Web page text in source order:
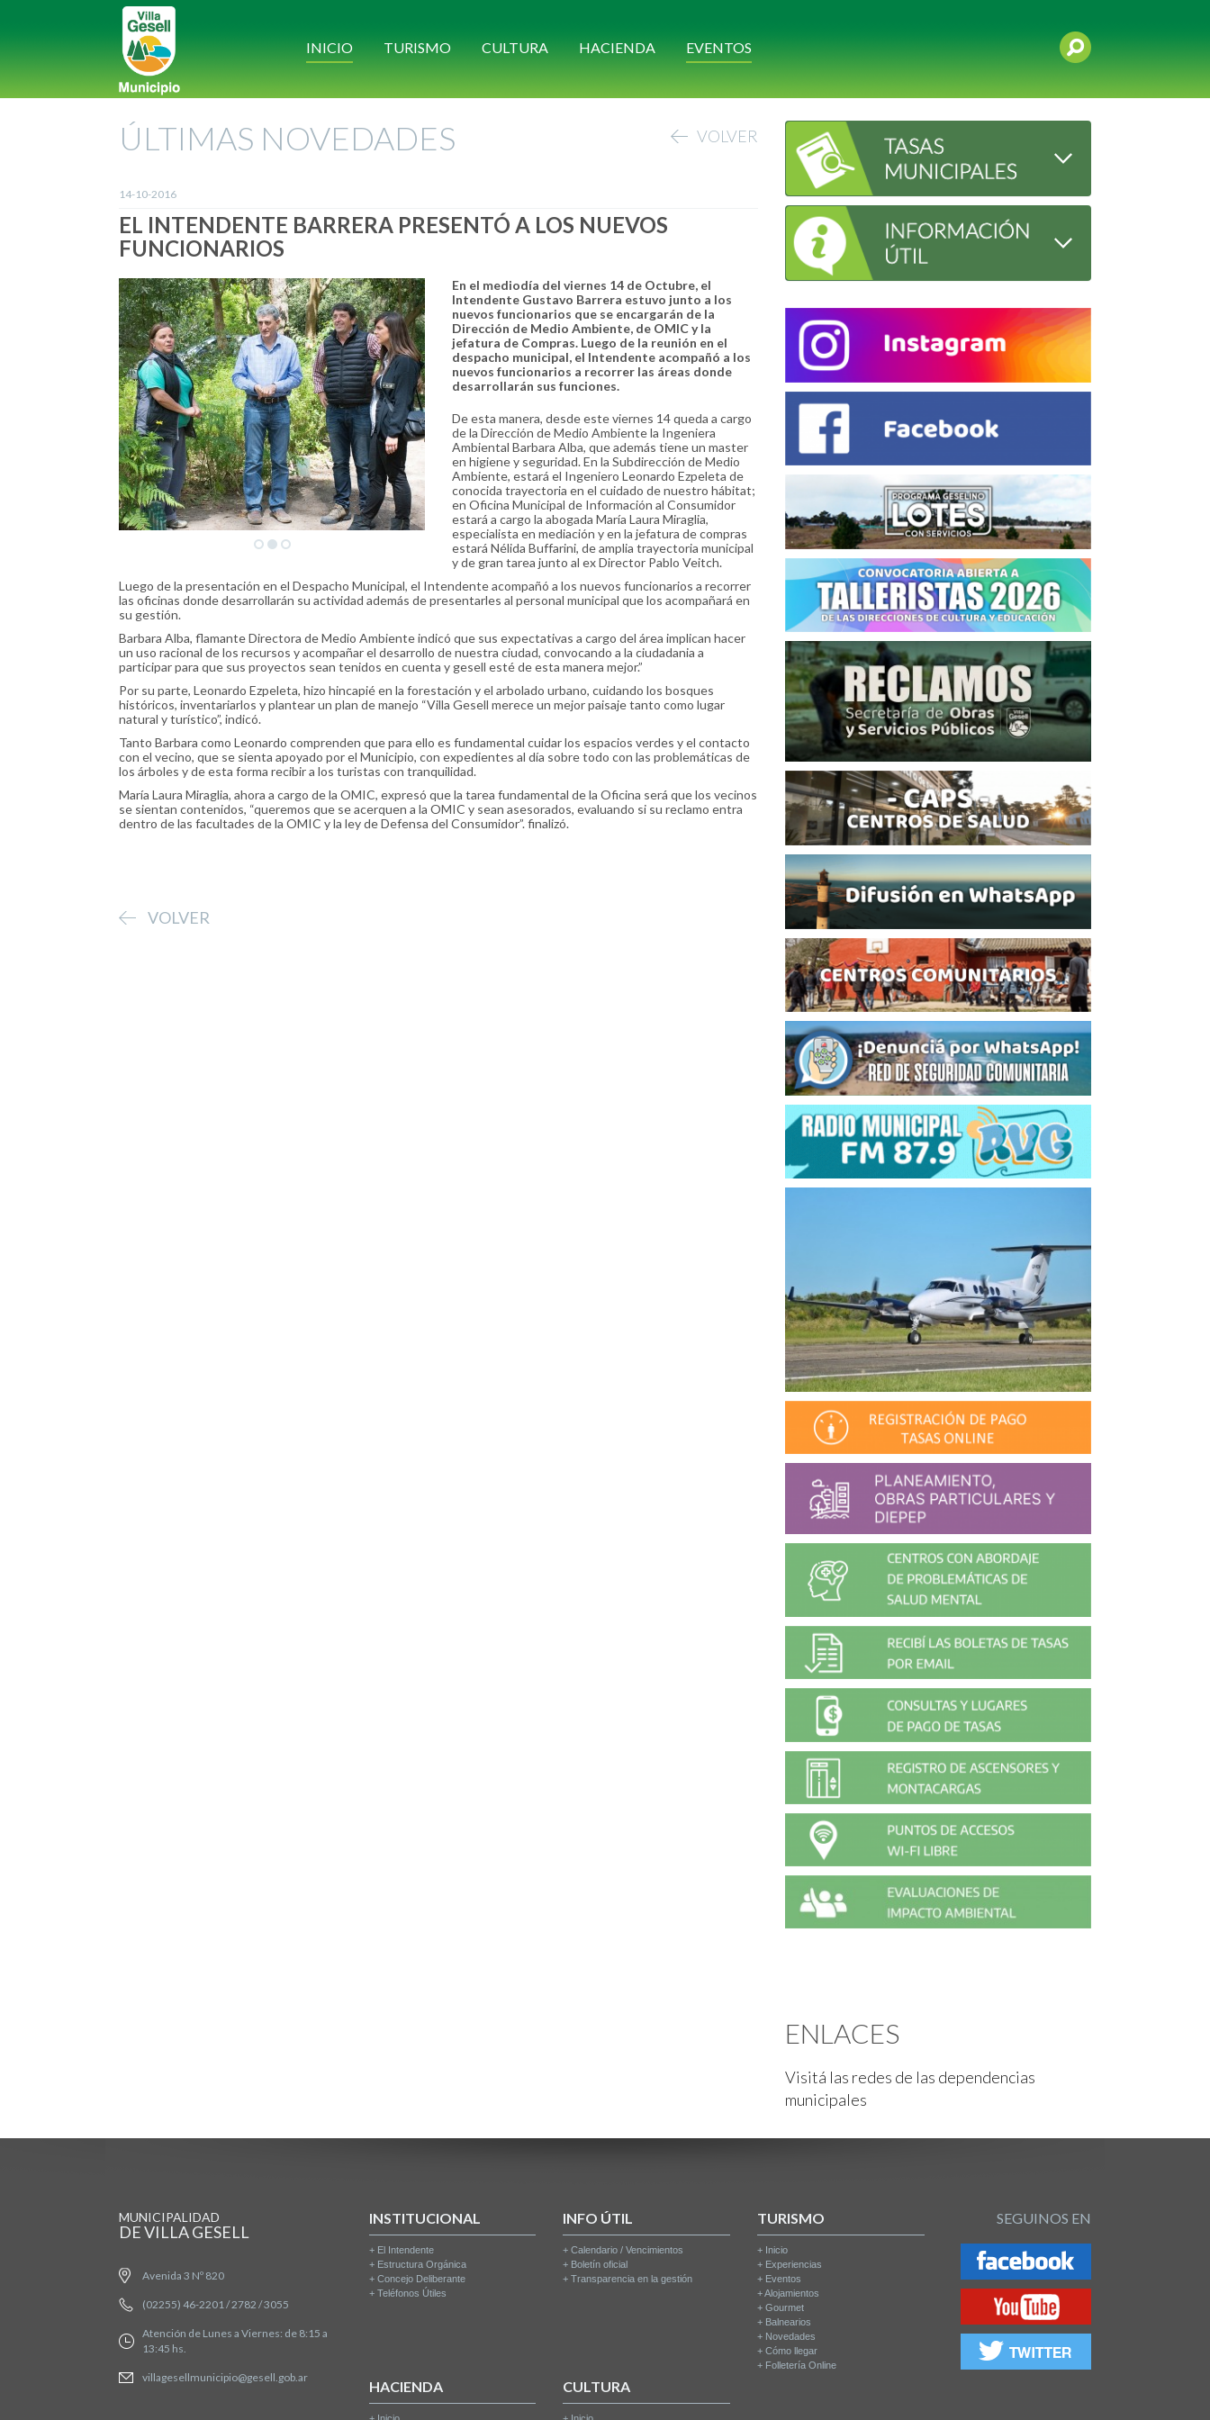
INICIO TURISMO CULTURA HACIENDA EVENTOS
ÚLTIMAS NOVEDADES VOLVER
14-10-2016
EL INTENDENTE BARRERA PRESENTÓ A LOS NUEVOS
FUNCIONARIOS
En el mediodía del viernes 14 de Octubre, el
Intendente Gustavo Barrera estuvo junto a los
nuevos funcionarios que se encargarán de la
Dirección de Medio Ambiente, de OMIC y la
jefatura de Compras. Luego de la reunión en el
despacho municipal, el Intendente acompañó a los
nuevos funcionarios a recorrer las áreas donde
desarrollarán sus funciones.
De esta manera, desde este viernes 14 queda a cargo
de la Dirección de Medio Ambiente la Ingeniera
Ambiental Barbara Alba, que además tiene un master
en higiene y seguridad. En la Subdirección de Medio
Ambiente, estará el Ingeniero Leonardo Ezpeleta de
conocida trayectoria en el cuidado de nuestro hábitat;
en Oficina Municipal de Información al Consumidor
estará a cargo la abogada María Laura Miraglia,
especialista en mediación y en la jefatura de compras
estará Nélida Buffarini, de amplia trayectoria municipal
y de gran tarea junto al ex Director Pablo Veitch.
Luego de la presentación en el Despacho Municipal, el Intendente acompañó a los nuevos funcionarios a recorrer
las oficinas donde desarrollarán su actividad además de presentarles al personal municipal que los acompañará en
su gestión.
Barbara Alba, flamante Directora de Medio Ambiente indicó que sus expectativas a cargo del área implican hacer
un uso racional de los recursos y acompañar el desarrollo de nuestra ciudad, convocando a la ciudadania a
participar para que sus proyectos sean tenidos en cuenta y gesell esté de esta manera mejor.”
Por su parte, Leonardo Ezpeleta, hizo hincapié en la forestación y el arbolado urbano, cuidando los bosques
históricos, inventariarlos y plantear un plan de manejo “Villa Gesell merece un mejor paisaje tanto como lugar
natural y turístico”, indicó.
Tanto Barbara como Leonardo comprenden que para ello es fundamental cuidar los espacios verdes y el contacto
con el vecino, que se sienta apoyado por el Municipio, con expedientes al día sobre todo con las problemáticas de
los árboles y de esta forma recibir a los turistas con tranquilidad.
María Laura Miraglia, ahora a cargo de la OMIC, expresó que la tarea fundamental de la Oficina será que los vecinos
se sientan contenidos, “queremos que se acerquen a la OMIC y sean asesorados, evaluando si su reclamo entra
dentro de las facultades de la OMIC y la ley de Defensa del Consumidor”. finalizó.
VOLVER
ENLACES
Visitá las redes de las dependencias
municipales
MUNICIPALIDAD
DE VILLA GESELL
Avenida 3 Nº 820
(02255) 46-2201 / 2782 / 3055
Atención de Lunes a Viernes: de 8:15 a
13:45 hs.
villagesellmunicipio@gesell.gob.ar
INSTITUCIONAL
+ El Intendente
+ Estructura Orgánica
+ Concejo Deliberante
+ Teléfonos Útiles
INFO ÚTIL
+Calendario / Vencimientos
+ Boletín oficial
+Transparencia en la gestión
TURISMO
+ Inicio
+ Experiencias
+ Eventos
+Alojamientos
+Gourmet
+ Balnearios
+ Novedades
+Cómo llegar
+ Folletería Online
HACIENDA CULTURA
SEGUINOS EN